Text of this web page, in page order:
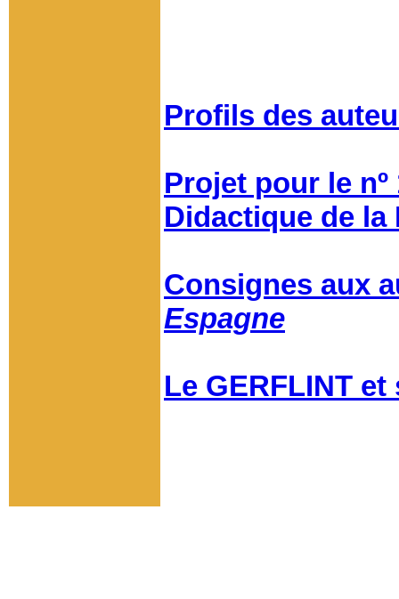
Profils des
Projet pour le nº
Didactique de la
Consignes aux
Espagne
Le GERFLINT